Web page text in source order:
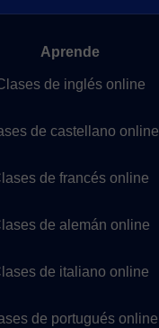
Aprende
de inglés online
de castellano online
de francés online
de alemán online
de italiano online
de portugués online